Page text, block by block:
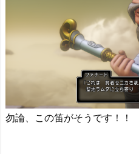
勿論、この笛がそうです！！